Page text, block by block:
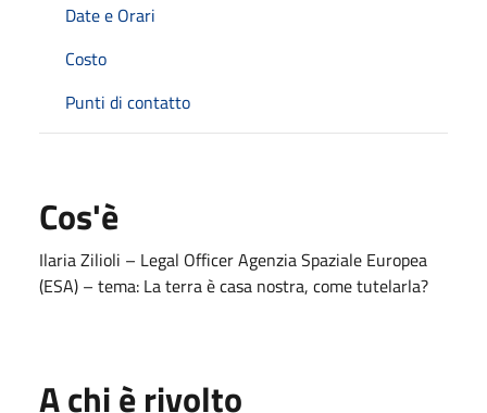
Date e Orari
Costo
Punti di contatto
Cos'è
Ilaria Zilioli – Legal Officer Agenzia Spaziale Europea
(ESA) – tema: La terra è casa nostra, come tutelarla?
A chi è rivolto